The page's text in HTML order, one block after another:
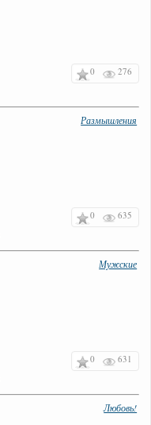
0 276
Размышления
0 635
Мужские
0 631
Любовь!